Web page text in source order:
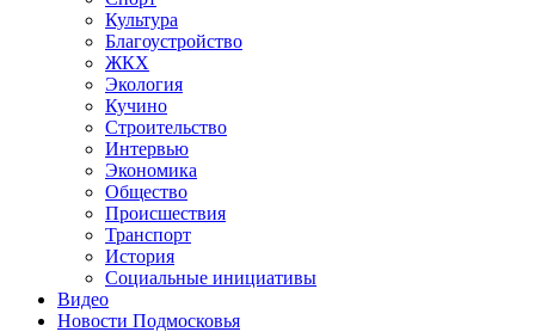
Культура
Благоустройство
ЖКХ
Экология
Кучино
Строительство
Интервью
Экономика
Общество
Происшествия
Транспорт
История
Социальные инициативы
Видео
Новости Подмосковья